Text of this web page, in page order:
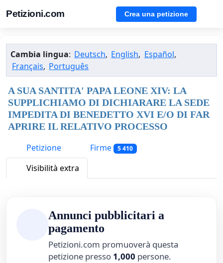
Petizioni.com Crea una petizione
Cambia lingua: Deutsch, English, Español,
Français, Português
A SUA SANTITA' PAPA LEONE XIV: LA
SUPPLICHIAMO DI DICHIARARE LA SEDE
IMPEDITA DI BENEDETTO XVI E/O DI FAR
APRIRE IL RELATIVO PROCESSO
Petizione
Firme 5 410
Visibilità extra
Annunci pubblicitari a
pagamento
Petizioni.com promuoverà questa
petizione presso 1,000 persone.